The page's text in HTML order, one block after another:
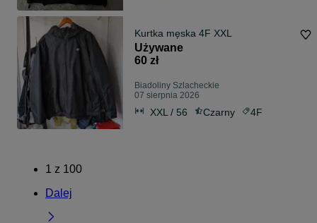
Kurtka męska 4F XXL
Używane
60 zł
Biadoliny Szlacheckie
07 sierpnia 2026
XXL / 56 Czarny 4F
1 z 100
Dalej